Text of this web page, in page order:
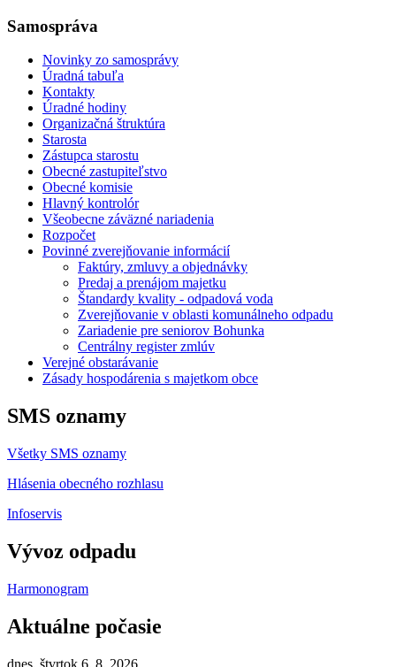
Samospráva
Novinky zo samosprávy
Úradná tabuľa
Kontakty
Úradné hodiny
Organizačná štruktúra
Starosta
Zástupca starostu
Obecné zastupiteľstvo
Obecné komisie
Hlavný kontrolór
Všeobecne záväzné nariadenia
Rozpočet
Povinné zverejňovanie informácií
Faktúry, zmluvy a objednávky
Predaj a prenájom majetku
Štandardy kvality - odpadová voda
Zverejňovanie v oblasti komunálneho odpadu
Zariadenie pre seniorov Bohunka
Centrálny register zmlúv
Verejné obstarávanie
Zásady hospodárenia s majetkom obce
SMS oznamy
Všetky SMS oznamy
Hlásenia obecného rozhlasu
Infoservis
Vývoz odpadu
Harmonogram
Aktuálne počasie
dnes, štvrtok 6. 8. 2026